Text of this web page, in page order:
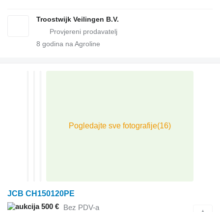
Troostwijk Veilingen B.V.
8 godina na Agroline
JCB CH150120PE
500 € Bez PDV-a